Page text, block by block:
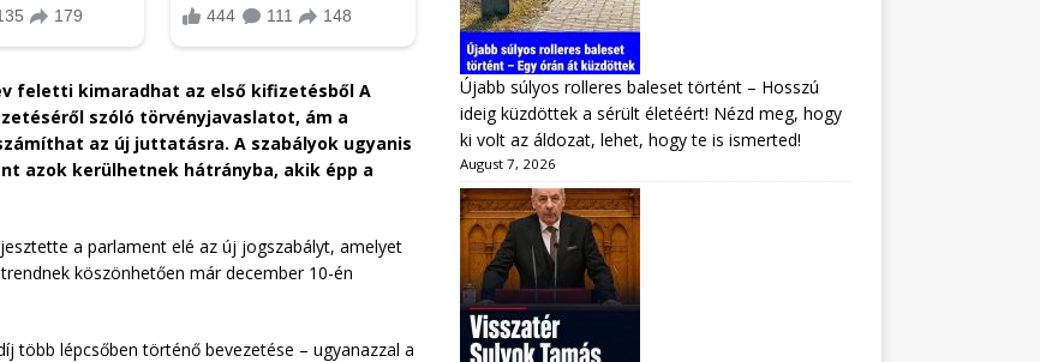
feletti kimaradhat az első kifizetésből A
szóló törvényjavaslatot, ám a
az új juttatásra. A szabályok ugyanis
azok kerülhetnek hátrányba, akik épp a
a parlament elé az új jogszabályt, amelyet
köszönhetően már december 10-én
több lépcsőben történő bevezetése – ugyanazzal a
Újabb súlyos rolleres baleset történt – Hosszú
ideig küzdöttek a sérült életéért! Nézd meg, hogy
ki volt az áldozat, lehet, hogy te is ismerted!
August 7, 2026